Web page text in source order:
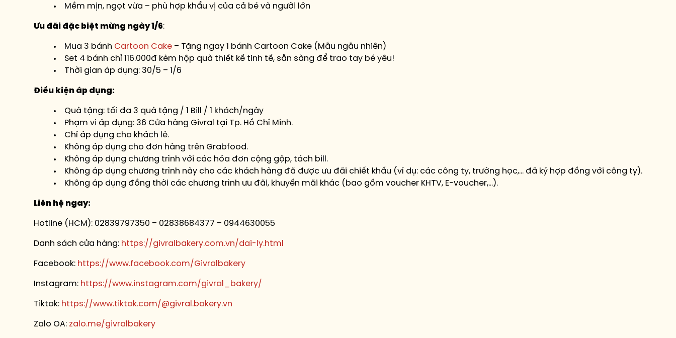
Mềm mịn, ngọt vừa – phù hợp khẩu vị của cả bé và người lớn
Ưu đãi đặc biệt mừng ngày 1/6:
Mua 3 bánh Cartoon Cake – Tặng ngay 1 bánh Cartoon Cake (Mẫu ngẫu nhiên)
Set 4 bánh chỉ 116.000đ kèm hộp quà thiết kế tinh tế, sẵn sàng để trao tay bé yêu!
Thời gian áp dụng: 30/5 – 1/6
Điều kiện áp dụng:
Quà tặng: tối đa 3 quà tặng / 1 Bill / 1 khách/ngày
Phạm vi áp dụng: 36 Cửa hàng Givral tại Tp. Hồ Chí Minh.
Chỉ áp dụng cho khách lẻ.
Không áp dụng cho đơn hàng trên Grabfood.
Không áp dụng chương trình với các hóa đơn cộng gộp, tách bill.
Không áp dụng chương trình này cho các khách hàng đã được ưu đãi chiết khấu (ví dụ: các công ty, trường học,… đã ký hợp đồng với công ty).
Không áp dụng đồng thời các chương trình ưu đãi, khuyến mãi khác (bao gồm voucher KHTV, E-voucher,…).
Liên hệ ngay:
Hotline (HCM): 02839797350 – 02838684377 – 0944630055
Danh sách cửa hàng: https://givralbakery.com.vn/dai-ly.html
Facebook: https://www.facebook.com/Givralbakery
Instagram: https://www.instagram.com/givral_bakery/
Tiktok: https://www.tiktok.com/@givral.bakery.vn
Zalo OA: zalo.me/givralbakery